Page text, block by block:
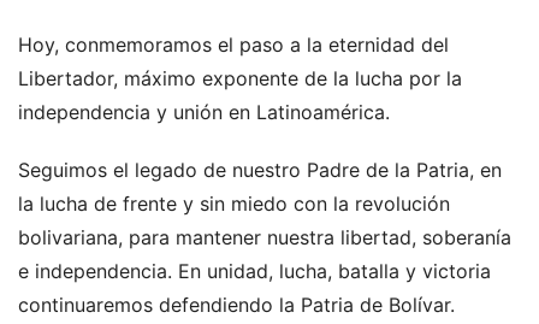
Hoy, conmemoramos el paso a la eternidad del
Libertador, máximo exponente de la lucha por la
independencia y unión en Latinoamérica.
Seguimos el legado de nuestro Padre de la Patria, en
la lucha de frente y sin miedo con la revolución
bolivariana, para mantener nuestra libertad, soberanía
e independencia. En unidad, lucha, batalla y victoria
continuaremos defendiendo la Patria de Bolívar.